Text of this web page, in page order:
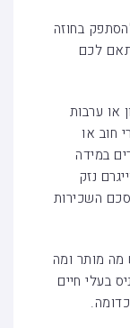
בחוזה
לכם
או ערבות
חוב או
במידה
נזק
השכירות
מותר ומה
בעלי חיים